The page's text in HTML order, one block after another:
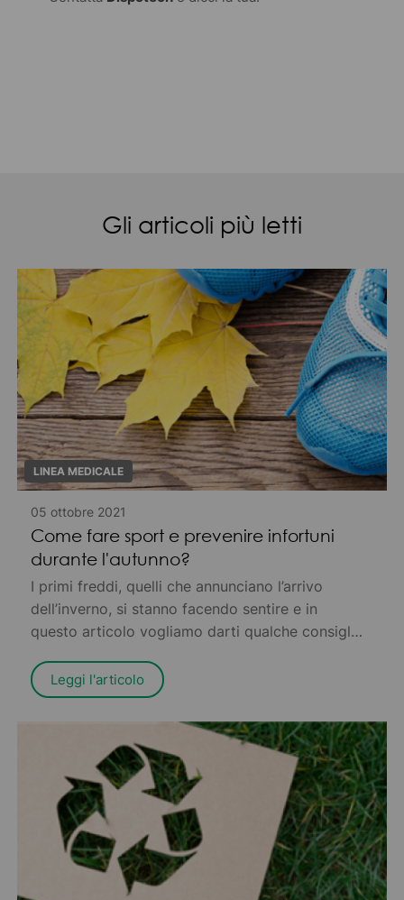
Gli articoli più letti
LINEA MEDICALE
05 ottobre 2021
Come fare sport e prevenire infortuni
durante l'autunno?
I primi freddi, quelli che annunciano l’arrivo
dell’inverno, si stanno facendo sentire e in
questo articolo vogliamo darti qualche consiglio
possono provocarti dolore – o peggio, tenerti
costretto in casa per riprenderti
completamente.
Leggi l'articolo